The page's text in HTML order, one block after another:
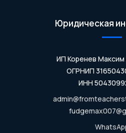
Юридическая
ИП Коренев Максим
ОГРНИП
ИНН